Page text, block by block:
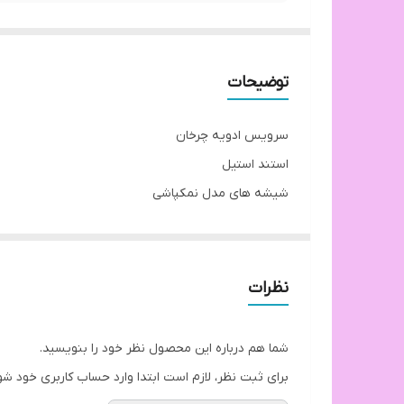
توضیحات
سرویس ادویه چرخان
استند استیل
شیشه های مدل نمکپاشی
نظرات
شما هم درباره این محصول نظر خود را بنویسید.
برای ثبت نظر، لازم است ابتدا وارد حساب کاربری خود